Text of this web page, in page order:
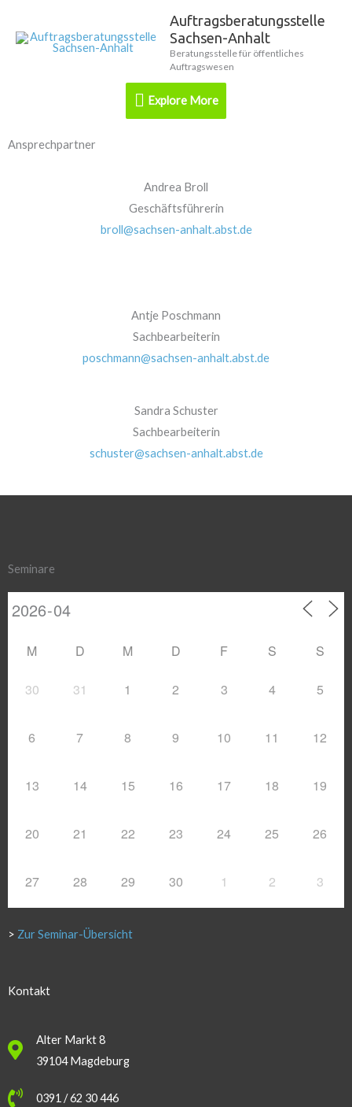
Inhalt
Auftragsberatungsstelle
Sachsen-Anhalt
Beratungsstelle für öffentliches
Auftragswesen
Explore
More
Explore More
Ansprechpartner
Andrea Broll
Geschäftsführerin
broll@sachsen-anhalt.abst.de
Antje Poschmann
Sachbearbeiterin
poschmann@sachsen-anhalt.abst.de
Sandra Schuster
Sachbearbeiterin
schuster@sachsen-anhalt.abst.de
Seminare
M D M D F S S
30 31 1 2 3 4 5
6 7 8 9 10 11 12
13 14 15 16 17 18 19
20 21 22 23 24 25 26
27 28 29 30 1 2 3
> Zur Seminar-Übersicht
Kontakt
Alter Markt 8
39104 Magdeburg
0391 / 62 30 446